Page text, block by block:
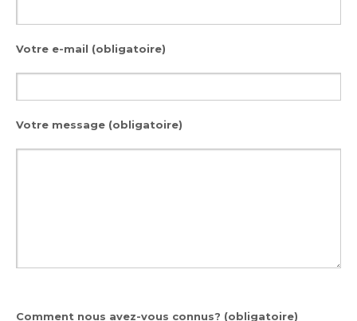
Votre e-mail (obligatoire)
Votre message (obligatoire)
Comment nous avez-vous connus? (obligatoire)